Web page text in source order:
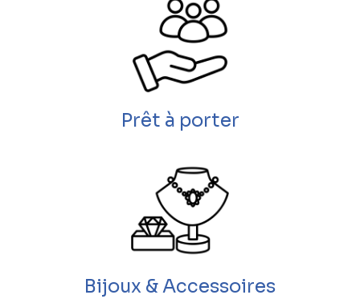
Prêt à porter
Bijoux & Accessoires